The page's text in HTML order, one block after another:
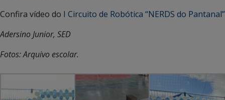
Confira vídeo do I Circuito de Robótica “NERDS do Pantanal”
Adersino Junior, SED
Fotos: Arquivo escolar.